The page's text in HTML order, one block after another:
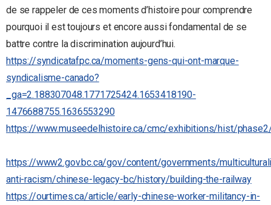
de se rappeler de ces moments d’histoire pour comprendre
pourquoi il est toujours et encore aussi fondamental de se
battre contre la discrimination aujourd’hui.
https://syndicatafpc.ca/moments-gens-qui-ont-marque-
syndicalisme-canado?
_ga=2.188307048.1771725424.1653418190-
1476688755.1636553290
https://www.museedelhistoire.ca/cmc/exhibitions/hist/
https://www2.gov.bc.ca/gov/content/governments/
anti-racism/chinese-legacy-bc/history/building-the-railway
https://ourtimes.ca/article/early-chinese-worker-militancy-in-